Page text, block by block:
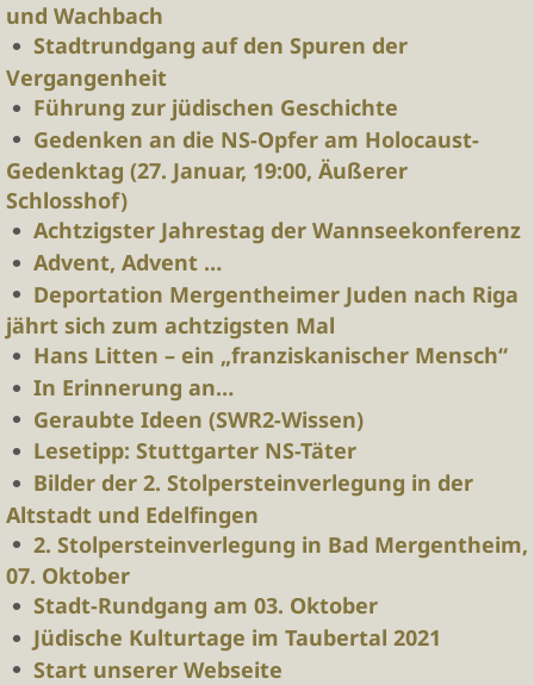
und Wachbach
Stadtrundgang auf den Spuren der
Vergangenheit
Führung zur jüdischen Geschichte
Gedenken an die NS-Opfer am Holocaust-
Gedenktag (27. Januar, 19:00, Äußerer
Schlosshof)
Achtzigster Jahrestag der Wannseekonferenz
Advent, Advent …
Deportation Mergentheimer Juden nach Riga
jährt sich zum achtzigsten Mal
Hans Litten – ein „franziskanischer Mensch“
In Erinnerung an…
Geraubte Ideen (SWR2-Wissen)
Lesetipp: Stuttgarter NS-Täter
Bilder der 2. Stolpersteinverlegung in der
Altstadt und Edelfingen
2. Stolpersteinverlegung in Bad Mergentheim,
07. Oktober
Stadt-Rundgang am 03. Oktober
Jüdische Kulturtage im Taubertal 2021
Start unserer Webseite